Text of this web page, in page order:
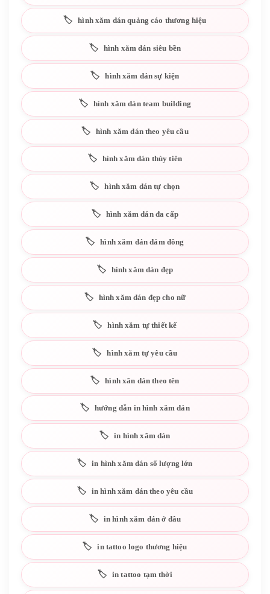
hình xăm dán quảng cáo thương hiệu
hình xăm dán siêu bền
hình xăm dán sự kiện
hình xăm dán team building
hình xăm dán theo yêu cầu
hình xăm dán thùy tiên
hình xăm dán tự chọn
hình xăm dán đa cấp
hình xăm dán đám đông
hình xăm dán đẹp
hình xăm dán đẹp cho nữ
hình xăm tự thiết kế
hình xăm tự yêu cầu
hình xăn dán theo tên
hướng dẫn in hình xăm dán
in hình xăm dán
in hình xăm dán số lượng lớn
in hình xăm dán theo yêu cầu
in hình xăm dán ở đâu
in tattoo logo thương hiệu
in tattoo tạm thời